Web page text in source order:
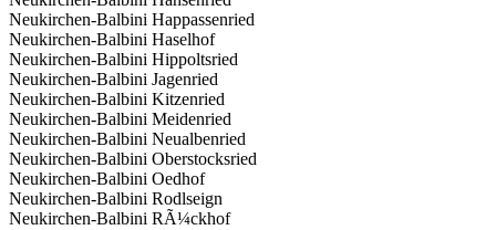
Neukirchen-Balbini Happassenried
Neukirchen-Balbini Haselhof
Neukirchen-Balbini Hippoltsried
Neukirchen-Balbini Jagenried
Neukirchen-Balbini Kitzenried
Neukirchen-Balbini Meidenried
Neukirchen-Balbini Neualbenried
Neukirchen-Balbini Oberstocksried
Neukirchen-Balbini Oedhof
Neukirchen-Balbini Rodlseign
Neukirchen-Balbini RÃ¼ckhof